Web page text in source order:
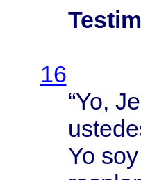
16
“Yo,
Yo